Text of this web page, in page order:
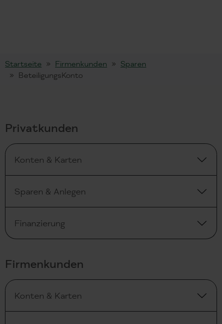
Startseite Firmenkunden
Sparen
BeteiligungsKonto
Privatkunden
Konten & Karten
Sparen & Anlegen
Finanzierung
Firmenkunden
Konten & Karten